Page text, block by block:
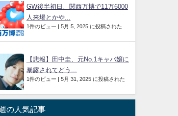
GW後半初日、関西万博で11万6000
人来場とかや...
1件のビュー | 5月 5, 2025 に投稿された
【悲報】田中圭、元No.1キャバ嬢に
暴露されてどう...
1件のビュー | 5月 31, 2025 に投稿された
の人気記事